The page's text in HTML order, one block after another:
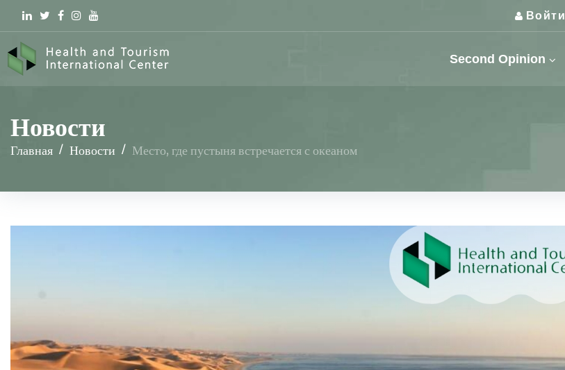
Linkedin
TwitterFacebook
Instagram
youtube
Войти
Second Opinion
Новости
Главная / Новости / Место, где пустыня встречается с океаном